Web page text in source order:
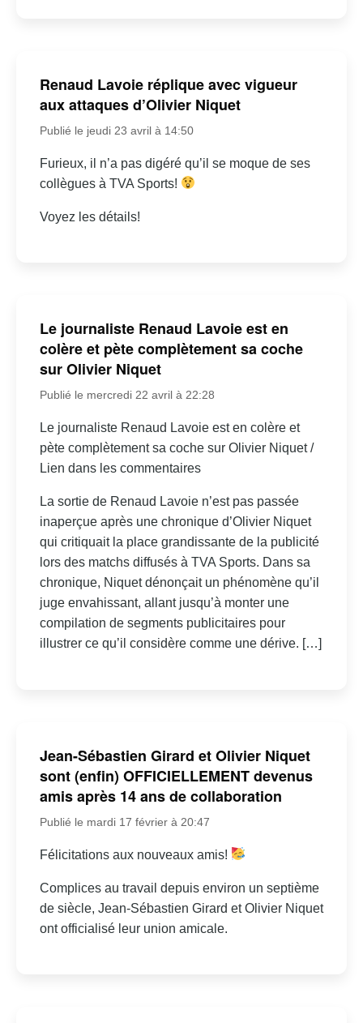
Renaud Lavoie réplique avec vigueur
aux attaques d’Olivier Niquet
Publié le jeudi 23 avril à 14:50
Furieux, il n’a pas digéré qu’il se moque de ses
collègues à TVA Sports!
Voyez les détails!
Le journaliste Renaud Lavoie est en
colère et pète complètement sa coche
sur Olivier Niquet
Publié le mercredi 22 avril à 22:28
Le journaliste Renaud Lavoie est en colère et
pète complètement sa coche sur Olivier Niquet /
Lien dans les commentaires
La sortie de Renaud Lavoie n’est pas passée
inaperçue après une chronique d’Olivier Niquet
qui critiquait la place grandissante de la publicité
lors des matchs diffusés à TVA Sports. Dans sa
chronique, Niquet dénonçait un phénomène qu’il
juge envahissant, allant jusqu’à monter une
compilation de segments publicitaires pour
illustrer ce qu’il considère comme une dérive. […]
Jean-Sébastien Girard et Olivier Niquet
sont (enfin) OFFICIELLEMENT devenus
amis après 14 ans de collaboration
Publié le mardi 17 février à 20:47
Félicitations aux nouveaux amis!
Complices au travail depuis environ un septième
de siècle, Jean-Sébastien Girard et Olivier Niquet
ont officialisé leur union amicale.